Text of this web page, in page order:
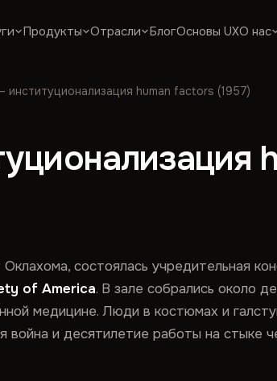
Продукты Отрасли БлогОсновы UXО нас
институционализация human factors (1957)
состоялась учредительная
of America. В зале собрались около
медицине. Люди в костюмах и
война и десятилетие работы на стыке